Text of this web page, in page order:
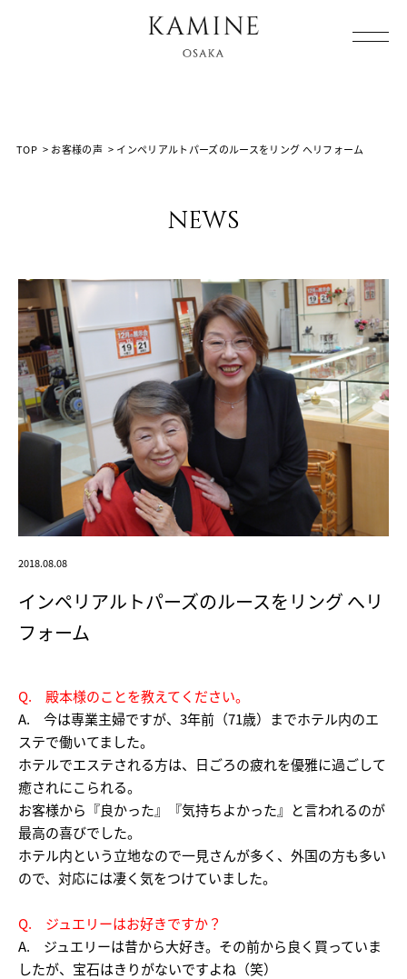
%E3%81%B8%E3%83%AA%E3%83%95%E3%82%A9 [3] =>
TOP > お客様の声 > インペリアルトパーズのルースをリング へリフォーム
news
2018.08.08
インペリアルトパーズのルースをリング へリ
フォーム
Q. 殿本様のことを教えてください。
A. 今は専業主婦ですが、3年前（71歳）までホテル内のエ
ステで働いてました。
ホテルでエステされる方は、日ごろの疲れを優雅に過ごして
癒されにこられる。
お客様から『良かった』『気持ちよかった』と言われるのが
最高の喜びでした。
ホテル内という立地なので一見さんが多く、外国の方も多い
ので、対応には凄く気をつけていました。
Q. ジュエリーはお好きですか？
A. ジュエリーは昔から大好き。その前から良く買っていま
したが、宝石はきりがないですよね（笑）